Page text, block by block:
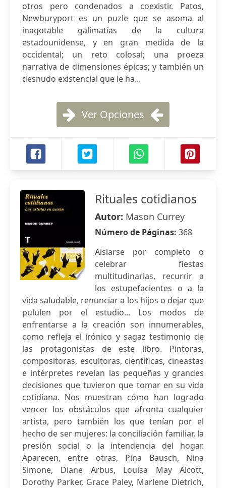
otros pero condenados a coexistir. Patos,
Newburyport es un puzle que se asoma al
inagotable galimatías de la cultura
estadounidense, y en gran medida de la
occidental; un reto colosal; una proeza
narrativa de dimensiones épicas; y también un
desnudo existencial que le ha...
Ver Opciones
Rituales cotidianos
Autor: Mason Currey
Número de Páginas: 368
Aislarse por completo o
celebrar fiestas
multitudinarias, recurrir a
los estupefacientes o a la
vida saludable, renunciar a los hijos o dejar que
pululen por el estudio... Los modos de
enfrentarse a la creación son innumerables,
como refleja el irónico y sagaz testimonio de
las protagonistas de este libro. Pintoras,
compositoras, escultoras, científicas, cineastas
e intérpretes revelan las pequeñas y grandes
decisiones que tuvieron que tomar en su vida
cotidiana. Nos muestran cómo han logrado
vencer los obstáculos que afronta cualquier
artista, pero también los que tenían por el
hecho de ser mujeres: la conciliación familiar, la
presión social o la intendencia del hogar.
Aparecen, entre otras, Pina Bausch, Nina
Simone, Diane Arbus, Louisa May Alcott,
Dorothy Parker, Grace Paley, Marlene Dietrich,